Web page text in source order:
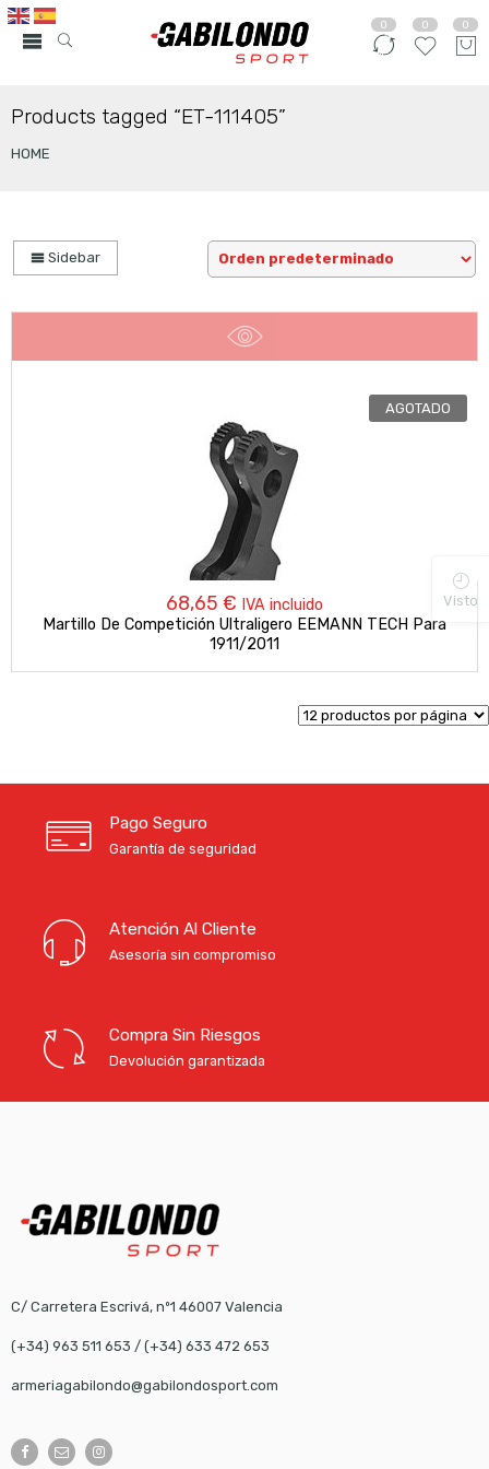
0 0 0
Products tagged “ET-111405”
HOME
Sidebar
AGOTADO
68,65 € IVA incluido
Martillo De Competición Ultraligero EEMANN TECH Para
1911/2011
Pago Seguro
Garantía de seguridad
Atención Al Cliente
Asesoría sin compromiso
Compra Sin Riesgos
Devolución garantizada
C/ Carretera Escrivá, nº1 46007 Valencia
(+34) 963 511 653 / (+34) 633 472 653
armeriagabilondo@gabilondosport.com
Visto